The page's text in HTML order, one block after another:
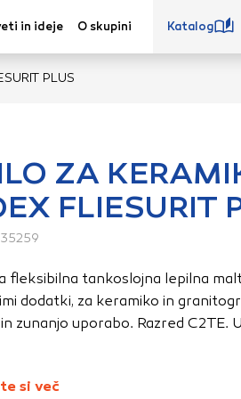
in ideje O skupini Katalog
PLUS
ZA
FLIESURIT
fleksibilna tankoslojna lepilna
dodatki, za keramiko in
zunanjo uporabo. Razred C2TE.
si več
vašega
vaše nastavitve,
Te
zagotovijo bolj
Klikajte
Blokiranje